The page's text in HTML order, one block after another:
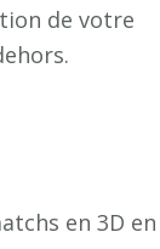
de votre
en 3D en